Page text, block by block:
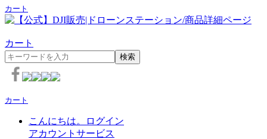
カート
カート
検索
カート
こんにちは。ログイン
アカウントサービス